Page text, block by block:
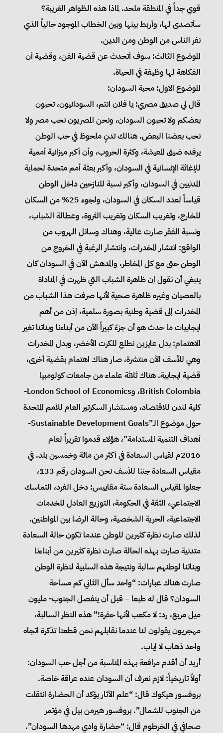
قوي جداً في المنطقة ملحد. لماذا هذه الظواهر الغريبة؟
سأتصدى لها، وأربط بينها وبين الخطاب الموجود حالياً الذي
نفر الناس من الوطن ومن الدين.
الموضوع الثالث: سوف أتحدث عن قضية الفن، وقضية أن
الفكاهة لها وظيفة في الحياة.
الموضوع الأول: محبة السودان:
قال لي صديق مصري: يا فلان انتم، السودانيون، تحبون
بعضكم ولا تحبون السودان، ونحن المصريون نحب مصر ولا
نحب بعضنا البعض. هنالك تدنٍ ملحوظ في حب الوطن
يرفده ضيق المعيشة، وكثرة الحروب، وأن أكبر ميزانية أممية
للإغاثة الإنسانية في السودان، وأكبر بعثة أمم متحدة لحماية
المدنيين في السودان، وأكبر نسبة للنازحين داخل الوطن
قياساً لعدد السكان في السودان، ولجوء 25% من السكان
للخارج، وتغريب السكان وتغريب الثروة، وعطالة الشباب،
ونسبة الفقر صارت عالية، وهناك وسائل الهروب من
الواقع: انتشار المخدرات، وانتشار الرغبة في الخروج من
الوطن حتى مع كل المخاطر، والمدهش الآن في السودان كان
ينبغي أن نقول إن ظاهرة الشباب التي ظهرت في المناداة
بالعصيان وغيره ظاهرة صحية لأنها صرفت هذا الشباب من
المخدرات إلى قضية وطنية بصورة سلمية، إذن من أهم
ايجابيات ما حدث هو أن جزءً كبيراً الآن من أبناءنا وبناتنا تغير
الاهتمام: بدل عايزين نطلع للكرت الأخضر، وبدل المخدرات
وهي للأسف الآن منتشرة، صار هناك اهتمام بقضية أخرى،
قضية ايجابية. هناك ثلاثة علماء من جامعات كولومبيا
British Colombia، وLondon School of Economics-
كلية لندن للاقتصاد، ومستشار السكرتير العام للأمم المتحدة
حول موضوع الـ”Sustainable Development Goals-
أهداف التنمية المستدامة”، هؤلاء قدموا تقريراً لعام
2016م لقياس السعادة في أكثر من مائة وخمسين بلد. في
مقياس السعادة جئنا للأسف نحن السودان رقم 133،
جعلوا لمقياس السعادة ستة مقاييس: دخل الفرد، التماسك
الاجتماعي، الثقة في الحكومة، التوزيع العادل للخدمات
الاجتماعية، الحرية الشخصية، وحالة الرضا بين المواطنين.
لذلك صارت نظرة كثيرين للوطن عندما تكون حالة السعادة
متدنية صارت بهذه الحالة صارت نظرة كثيرين من أبناءنا
وبناتنا لوطنهم سالبة ونتيجة هذه السلبية لنظرة الوطن
صارت هناك عبارات: “واحد سأل الثاني كم مساحة
السودان؟ قال له طبعا – قبل أن ينفصل الجنوب- مليون
ميل مربع، رد: لا مكعب لأنها حفرة!” هذه النظر السالبة،
مهجريون يقولون لنا عندما نقابلهم نحن قطعنا تذكرة اتجاه
واحد ذهاب لا إياب.
أريد أن أقدم مرافعة بهذه المناسبة من أجل حب السودان:
أولاً تاريخياً: لازم نعرف أن السودان عنده عراقة خاصة.
بروفسور هيكوك قال: “علم الآثار يؤكد أن الحضارة انتقلت
من الجنوب للشمال”. بروفسور هيرمن بيل في مؤتمر
صحافي في الخرطوم قال: “حضارة وادي مهدها السودان”.